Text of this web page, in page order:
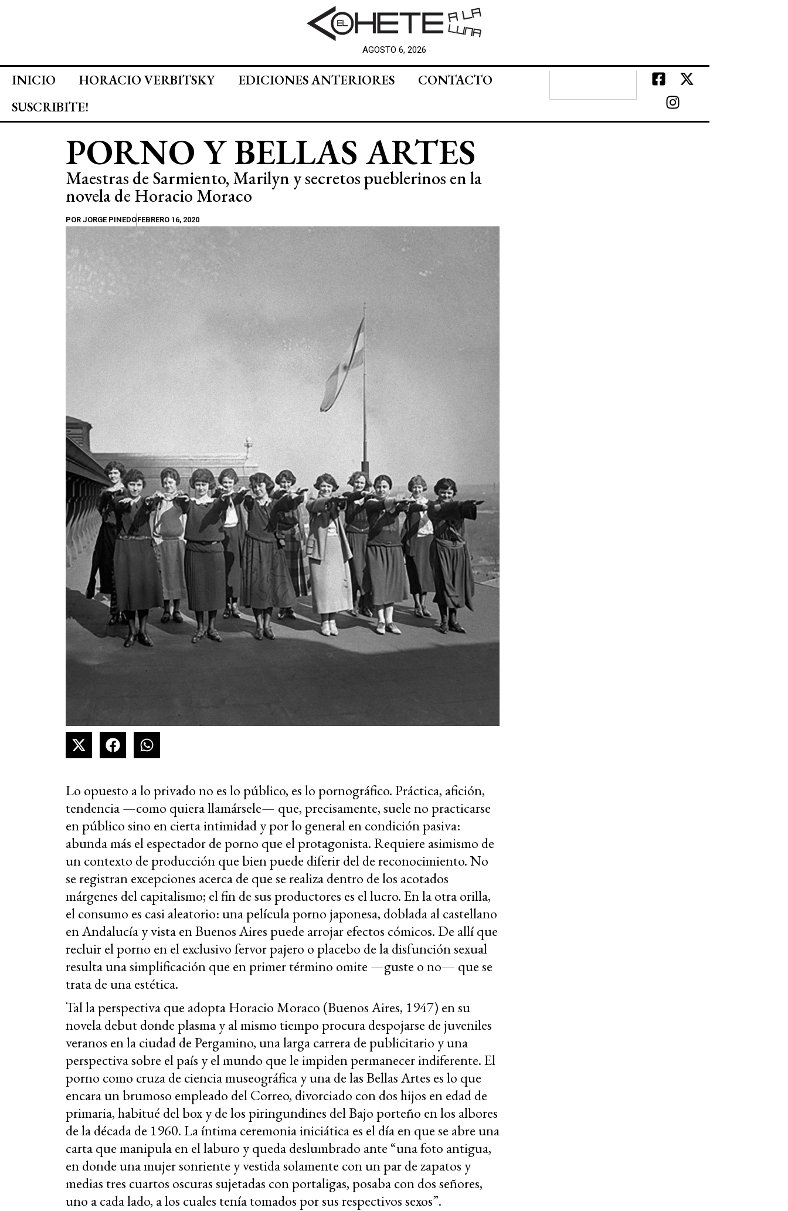
AGOSTO 6, 2026
INICIO HORACIO VERBITSKY EDICIONES ANTERIORES
CONTACTO
SUSCRIBITE!
PORNO Y BELLAS ARTES
Maestras de Sarmiento, Marilyn y secretos pueblerinos en la
novela de Horacio Moraco
POR JORGE PINEDOFEBRERO 16, 2020
Lo opuesto a lo privado no es lo público, es lo pornográfico. Práctica, afición,
tendencia —como quiera llamársele— que, precisamente, suele no practicarse
en público sino en cierta intimidad y por lo general en condición pasiva:
abunda más el espectador de porno que el protagonista. Requiere asimismo de
un contexto de producción que bien puede diferir del de reconocimiento. No
se registran excepciones acerca de que se realiza dentro de los acotados
márgenes del capitalismo; el fin de sus productores es el lucro. En la otra orilla,
el consumo es casi aleatorio: una película porno japonesa, doblada al castellano
en Andalucía y vista en Buenos Aires puede arrojar efectos cómicos. De allí que
recluir el porno en el exclusivo fervor pajero o placebo de la disfunción sexual
resulta una simplificación que en primer término omite —guste o no— que se
trata de una estética.
Tal la perspectiva que adopta Horacio Moraco (Buenos Aires, 1947) en su
novela debut donde plasma y al mismo tiempo procura despojarse de juveniles
veranos en la ciudad de Pergamino, una larga carrera de publicitario y una
perspectiva sobre el país y el mundo que le impiden permanecer indiferente. El
porno como cruza de ciencia museográfica y una de las Bellas Artes es lo que
encara un brumoso empleado del Correo, divorciado con dos hijos en edad de
primaria, habitué del box y de los piringundines del Bajo porteño en los albores
de la década de 1960. La íntima ceremonia iniciática es el día en que se abre una
carta que manipula en el laburo y queda deslumbrado ante “una foto antigua,
en donde una mujer sonriente y vestida solamente con un par de zapatos y
medias tres cuartos oscuras sujetadas con portaligas, posaba con dos señores,
uno a cada lado, a los cuales tenía tomados por sus respectivos sexos”.